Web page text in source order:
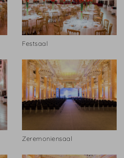
Festsaal
Zeremoniensaal